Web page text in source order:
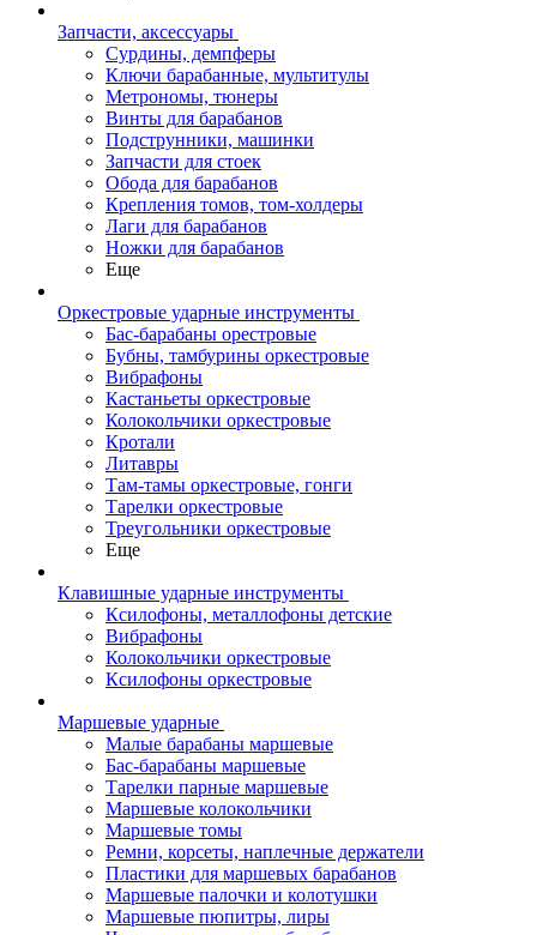
Запчасти, аксессуары
Сурдины, демпферы
Ключи барабанные, мультитулы
Метрономы, тюнеры
Винты для барабанов
Подструнники, машинки
Запчасти для стоек
Обода для барабанов
Крепления томов, том-холдеры
Лаги для барабанов
Ножки для барабанов
Еще
Оркестровые ударные инструменты
Бас-барабаны орестровые
Бубны, тамбурины оркестровые
Вибрафоны
Кастаньеты оркестровые
Колокольчики оркестровые
Кротали
Литавры
Там-тамы оркестровые, гонги
Тарелки оркестровые
Треугольники оркестровые
Еще
Клавишные ударные инструменты
Ксилофоны, металлофоны детские
Вибрафоны
Колокольчики оркестровые
Ксилофоны оркестровые
Маршевые ударные
Малые барабаны маршевые
Бас-барабаны маршевые
Тарелки парные маршевые
Маршевые колокольчики
Маршевые томы
Ремни, корсеты, наплечные держатели
Пластики для маршевых барабанов
Маршевые палочки и колотушки
Маршевые пюпитры, лиры